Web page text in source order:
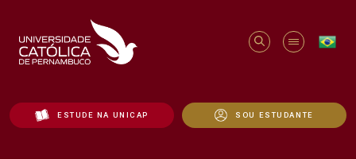
ESTUDE NA UNICAP SOU ESTUDANTE